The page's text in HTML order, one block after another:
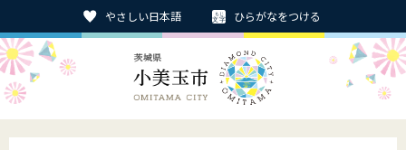
やさしい日本語 ひらがなをつける